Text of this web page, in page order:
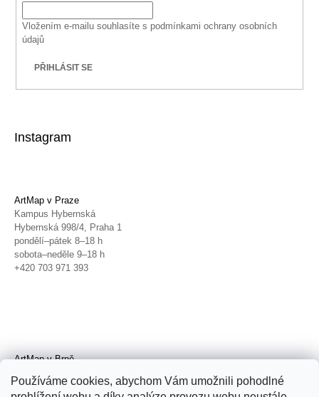
Používáme cookies, abychom Vám umožnili pohodlné
Vložením e-mailu souhlasíte s podmínkami ochrany osobních
údajů
PŘIHLÁSIT SE
Instagram
ArtMap v Praze
Kampus Hybernská
Hybernská 998/4, Praha 1
pondělí–pátek 8–18 h
sobota–neděle 9–18 h
+420 703 971 393
ArtMap v Brně
Radnická 4, Brno